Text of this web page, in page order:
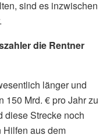
sind es inzwischen
die Rentner
länger und
150 Mrd. € pro Jahr zu
diese Strecke noch
Hilfen aus dem